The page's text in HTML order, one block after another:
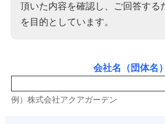
頂いた内容を確認し、ご回答する
を目的としています。
会社名（団体名）
例）株式会社アクアガーデン